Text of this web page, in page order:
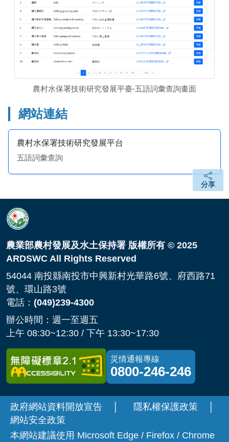
農村水保署技術研究發展平臺-五語詞彙查詢畫面
網站連結
農村水保署技術研究發展平台
五語詞彙查詢
農村水保署技術研究發展平台五語詞彙查詢
頁面頂端
分享
分享
農業部農村發展及水土保持署 版權所有 © 2025
ARDSWC All Rights Reserved
54044 南投縣南投市中興新村光華路6號、府西路71
號、環山路3號
電話： (049)239-4300
辦公時間：週一至週五
上午 08:30~12:30 / 下午 13:30~17:30
災情通報專線
0800-246-246
政府網站資料開放宣告 隱私權保護政策
網站安全政策
本網站建議使用 Microsoft Edge / Firefox / Chrome